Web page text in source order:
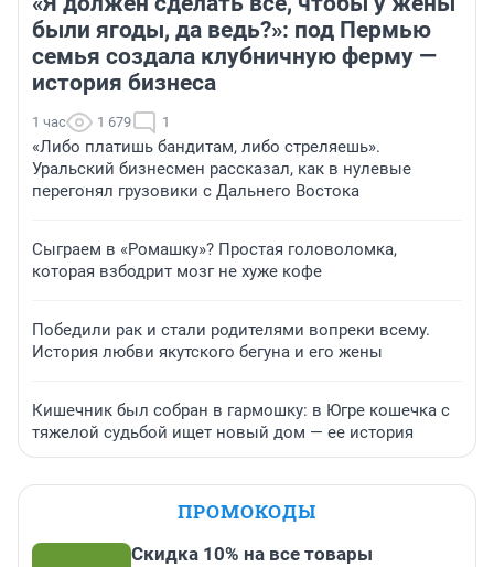
были ягоды, да ведь?»: под Пермью
семья создала клубничную ферму —
история бизнеса
1 час 1 679 1
«Либо платишь бандитам, либо стреляешь».
Уральский бизнесмен рассказал, как в нулевые
перегонял грузовики с Дальнего Востока
Сыграем в «Ромашку»? Простая головоломка,
которая взбодрит мозг не хуже кофе
Победили рак и стали родителями вопреки всему.
История любви якутского бегуна и его жены
Кишечник был собран в гармошку: в Югре кошечка с
тяжелой судьбой ищет новый дом — ее история
ПРОМОКОДЫ
Скидка 10% на все товары